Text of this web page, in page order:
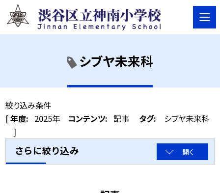
シブヤ未来科
絞り込み条件
[年度: 2025年 コンテンツ: 記事 タグ:
シブヤ未来科
]
さらに絞り込み 開く